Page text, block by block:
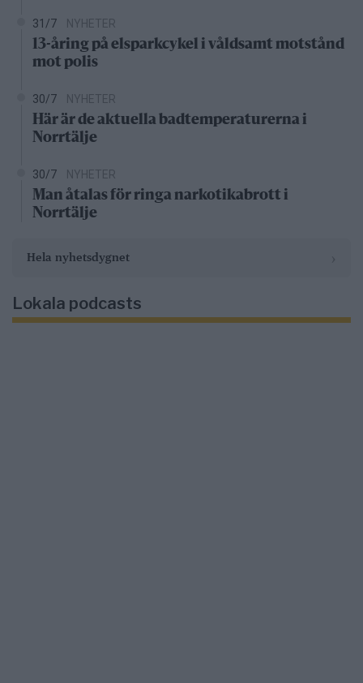
31/7 NYHETER
13-åring på elsparkcykel i våldsamt motstånd
mot polis
30/7 NYHETER
Här är de aktuella badtemperaturerna i
Norrtälje
30/7 NYHETER
Man åtalas för ringa narkotikabrott i
Norrtälje
Hela nyhetsdygnet
Lokala podcasts